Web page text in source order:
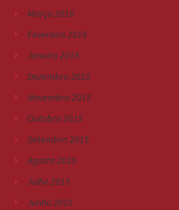
Março 2016
Fevereiro 2016
Janeiro 2016
Dezembro 2015
Novembro 2015
Outubro 2015
Setembro 2015
Agosto 2015
Julho 2015
Junho 2015